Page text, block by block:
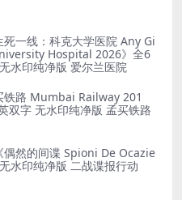
死一线：科克大学医院 Any Gi
Hospital 2026》全6
水印纯净版 爱尔兰医院
铁路 Mumbai Railway 201
双字 无水印纯净版 孟买铁路
偶然的间谍 Spioni De Ocazie
水印纯净版 二战谍报行动